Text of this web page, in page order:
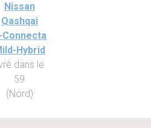
Nissan
Qashqai
Connecta
Hybrid
dans le
59
(Nord)